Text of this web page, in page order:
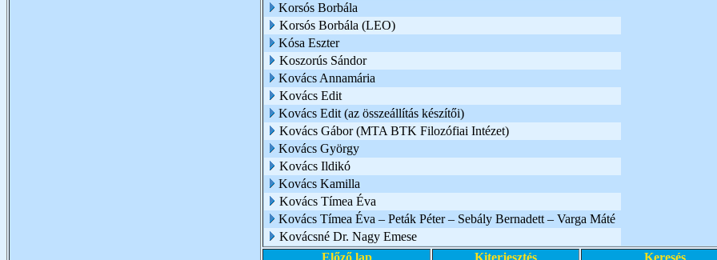
Korsós Borbála
Korsós Borbála (LEO)
Kósa Eszter
Koszorús Sándor
Kovács Annamária
Kovács Edit
Kovács Edit (az összeállítás készítői)
Kovács Gábor (MTA BTK Filozófiai Intézet)
Kovács György
Kovács Ildikó
Kovács Kamilla
Kovács Tímea Éva
Kovács Tímea Éva – Peták Péter – Sebály Bernadett – Varga Máté
Kovácsné Dr. Nagy Emese
Előző lap
Kiterjesztés Keresés